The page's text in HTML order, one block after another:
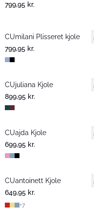
799,95 kr.
Nyhed
CUmilani Plisseret kjole
799,95 kr.
Nyhed
CUjuliana Kjole
899,95 kr.
Nyhed
CUajda Kjole
699,95 kr.
CUantoinett Kjole
649,95 kr.
+7